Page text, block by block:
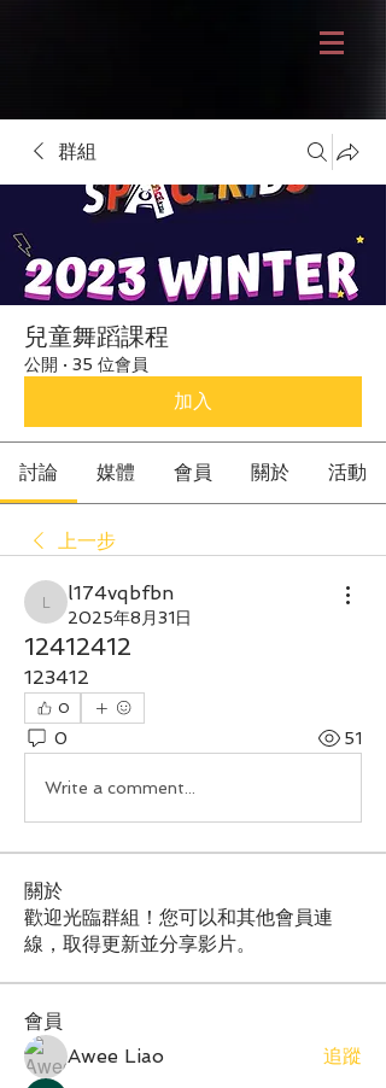
群組
兒童舞蹈課程
公開 · 35 位會員
加入
討論 媒體 會員 關於 活動
上一步
l174vqbfbn
l174vqbfbn
2025年8月31日
12412412
123412
0
0 51
Write a comment...
關於
歡迎光臨群組！您可以和其他會員連
線，取得更新並分享影片。
會員
Awee Liao
追蹤